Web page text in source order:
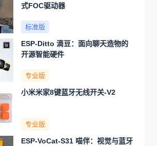
式FOC驱动器
标准版
ESP-Ditto 滴豆：面向聊天造物的
开源智能硬件
专业版
小米米家8键蓝牙无线开关-V2
专业版
ESP-VoCat-S31 喵伴：视觉与蓝牙